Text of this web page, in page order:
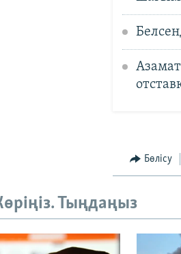
Бөлісу
Тыңдаңыз